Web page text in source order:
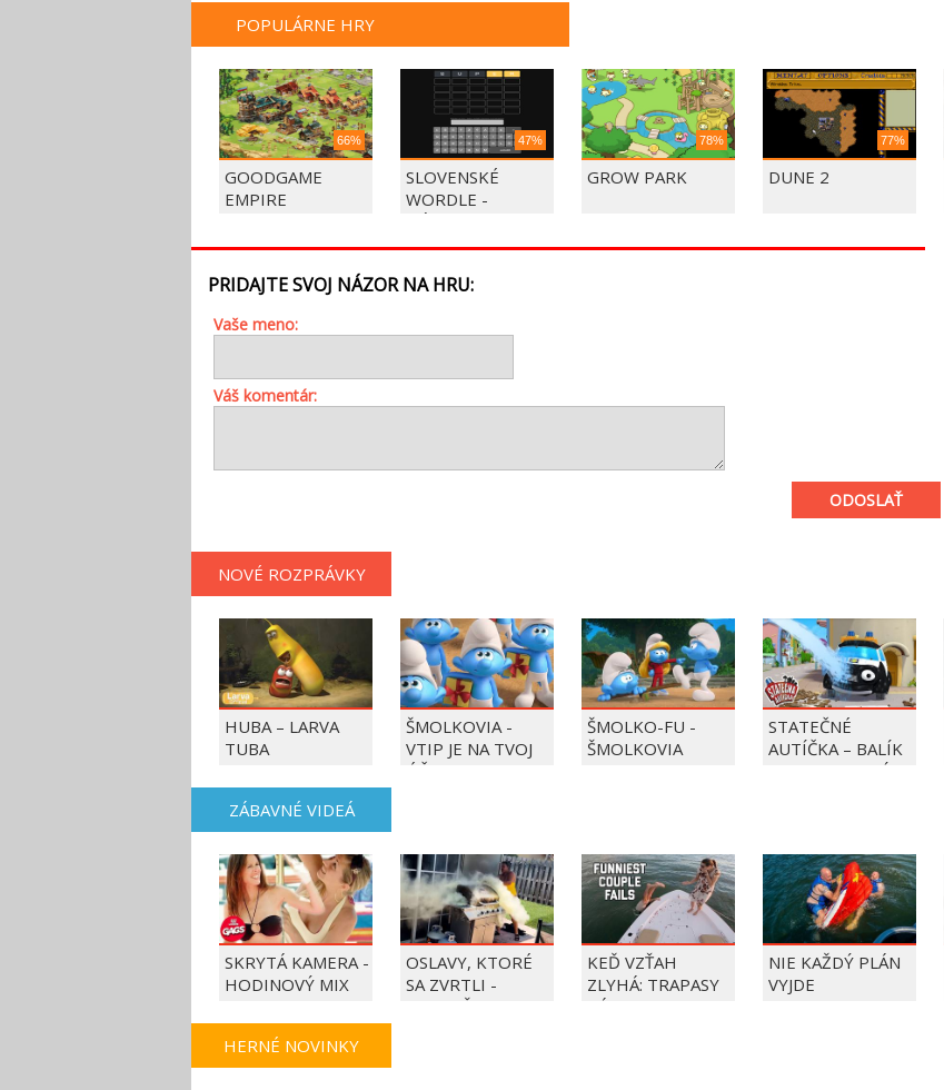
POPULÁRNE HRY
66%
GOODGAME
EMPIRE
47%
SLOVENSKÉ
WORDLE -
78%
GROW PARK
77%
DUNE 2
PRIDAJTE SVOJ NÁZOR NA HRU:
Vaše meno:
Váš komentár:
ODOSLAŤ
NOVÉ ROZPRÁVKY
HUBA – LARVA
TUBA
ŠMOLKOVIA -
VTIP JE NA TVOJ
ÚČET
ŠMOLKO-FU -
ŠMOLKOVIA
STATEČNÉ
AUTÍČKA – BALÍK
PIERRE PRECLÍK
ZÁBAVNÉ VIDEÁ
SKRYTÁ KAMERA -
HODINOVÝ MIX
OSLAVY, KTORÉ
SA ZVRTLI -
NAJLEPŠIE
KEĎ VZŤAH
ZLYHÁ: TRAPASY
PÁROV
NIE KAŽDÝ PLÁN
VYJDE
HERNÉ NOVINKY